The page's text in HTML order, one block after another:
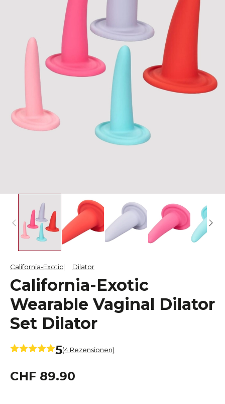
California-Exotic Dilator
California-Exotic
Wearable Vaginal Dilator
Set Dilator
5(4 Rezensionen)
CHF 89.90